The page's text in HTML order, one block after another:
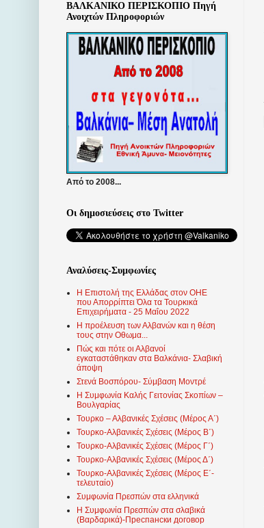
ΒΑΛΚΑΝΙΚΟ ΠΕΡΙΣΚΟΠΙΟ Πηγή
Ανοιχτών Πληροφοριών
Από το 2008...
Οι δημοσιεύσεις στο Twitter
Αναλύσεις-Συμφωνίες
Η Επιστολή της Ελλάδας στον ΟΗΕ
που Απορρίπτει Όλα τα Τουρκικά
Επιχειρήματα - 25 Μαΐου 2022
Η προέλευση των Αλβανών και η θέση
τους στην Οθωμα...
Πώς και πότε οι Αλβανοί
εγκαταστάθηκαν στα Βαλκάνια- Σλαβική
άποψη
Στενά Βοσπόρου- Σύμβαση Μοντρέ
Η Συμφωνία Καλής Γειτονίας Σκοπίων –
Βουλγαρίας
Τουρκο – Αλβανικές Σχέσεις (Mέρος Α΄)
Τουρκο-Αλβανικές Σχέσεις (Μέρος Β΄)
Τουρκο-Αλβανικές Σχέσεις (Μέρος Γ΄)
Τουρκο-Αλβανικές Σχέσεις (Μέρος Δ΄)
Τουρκο-Αλβανικές Σχέσεις (Μέρος Ε΄-
τελευταίο)
Συμφωνία Πρεσπών στα ελληνικά
Η Συμφωνία Πρεσπών στα σλαβικά
(Βαρδαρικά)-Преспански договор